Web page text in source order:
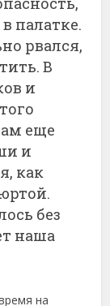
палатке.
рвался,
В
и
еще
и
как
без
наша
на